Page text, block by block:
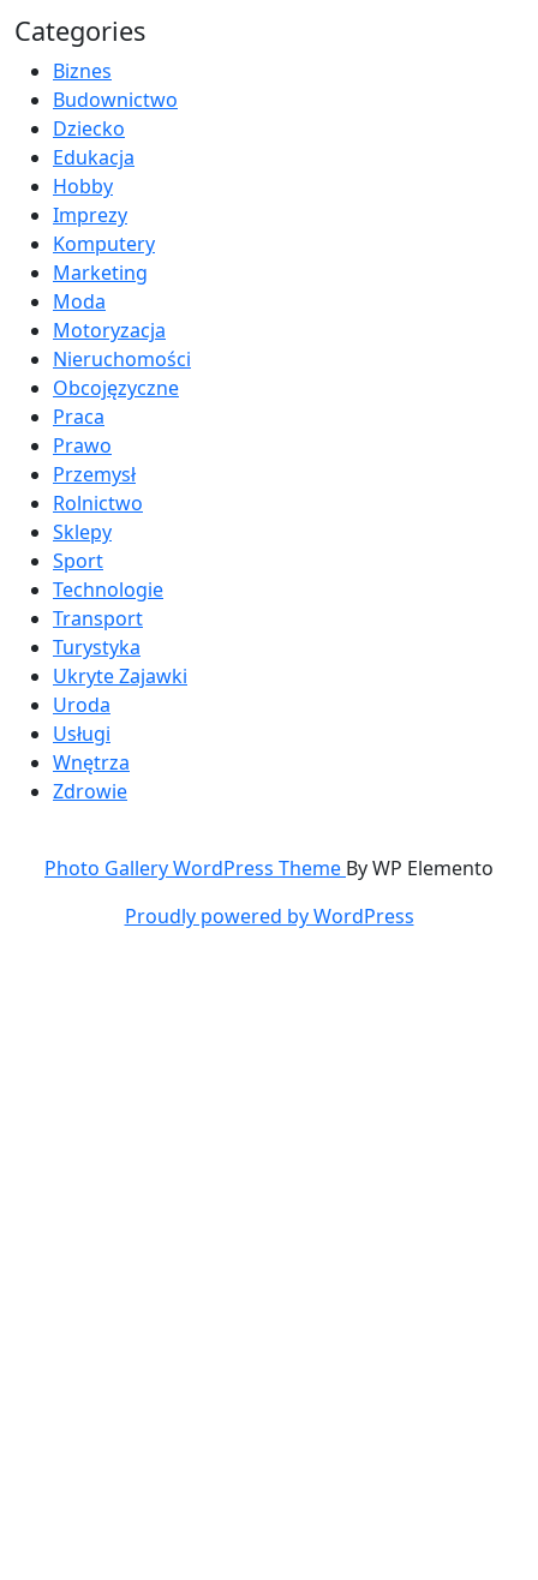
Categories
Biznes
Budownictwo
Dziecko
Edukacja
Hobby
Imprezy
Komputery
Marketing
Moda
Motoryzacja
Nieruchomości
Obcojęzyczne
Praca
Prawo
Przemysł
Rolnictwo
Sklepy
Sport
Technologie
Transport
Turystyka
Ukryte Zajawki
Uroda
Usługi
Wnętrza
Zdrowie
Photo Gallery WordPress Theme By WP Elemento
Proudly powered by WordPress